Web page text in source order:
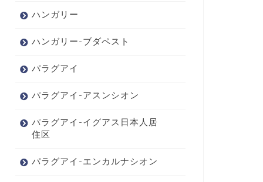
ハンガリー
ハンガリー-ブダペスト
パラグアイ
パラグアイ-アスンシオン
パラグアイ-イグアス日本人居
住区
パラグアイ-エンカルナシオン